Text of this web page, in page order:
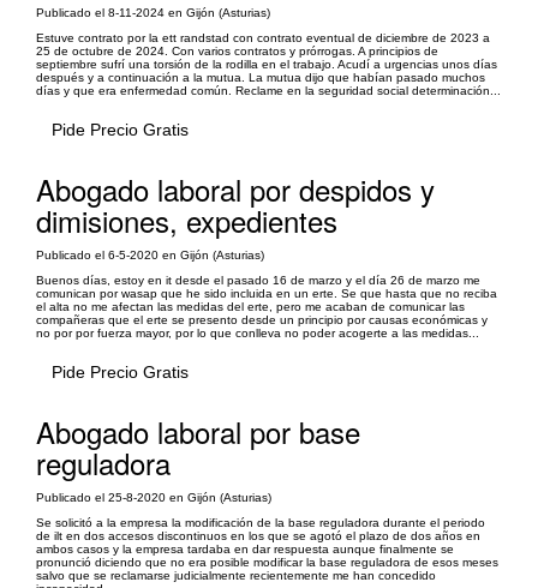
Publicado el 8-11-2024 en Gijón (Asturias)
Estuve contrato por la ett randstad con contrato eventual de diciembre de 2023 a
25 de octubre de 2024. Con varios contratos y prórrogas. A principios de
septiembre sufrí una torsión de la rodilla en el trabajo. Acudí a urgencias unos días
después y a continuación a la mutua. La mutua dijo que habían pasado muchos
días y que era enfermedad común. Reclame en la seguridad social determinación...
Pide Precio Gratis
Abogado laboral por despidos y
dimisiones, expedientes
Publicado el 6-5-2020 en Gijón (Asturias)
Buenos días, estoy en it desde el pasado 16 de marzo y el día 26 de marzo me
comunican por wasap que he sido incluida en un erte. Se que hasta que no reciba
el alta no me afectan las medidas del erte, pero me acaban de comunicar las
compañeras que el erte se presento desde un principio por causas económicas y
no por por fuerza mayor, por lo que conlleva no poder acogerte a las medidas...
Pide Precio Gratis
Abogado laboral por base
reguladora
Publicado el 25-8-2020 en Gijón (Asturias)
Se solicitó a la empresa la modificación de la base reguladora durante el periodo
de ilt en dos accesos discontinuos en los que se agotó el plazo de dos años en
ambos casos y la empresa tardaba en dar respuesta aunque finalmente se
pronunció diciendo que no era posible modificar la base reguladora de esos meses
salvo que se reclamarse judicialmente recientemente me han concedido